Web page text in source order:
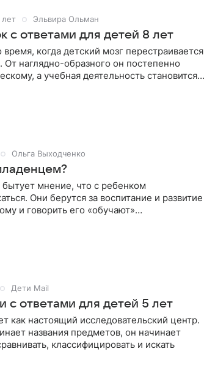
Эльвира Ольман
с ответами для детей 8 лет
когда детский мозг перестраивается
наглядно-образного он постепенно
а учебная деятельность становится
Ольга Выходченко
мнение, что с ребенком
Они берутся за воспитание и развитие
и говорить его «обучают»
Дети Mail
с ответами для детей 5 лет
как настоящий исследовательский центр.
названия предметов, он начинает
классифицировать и искать